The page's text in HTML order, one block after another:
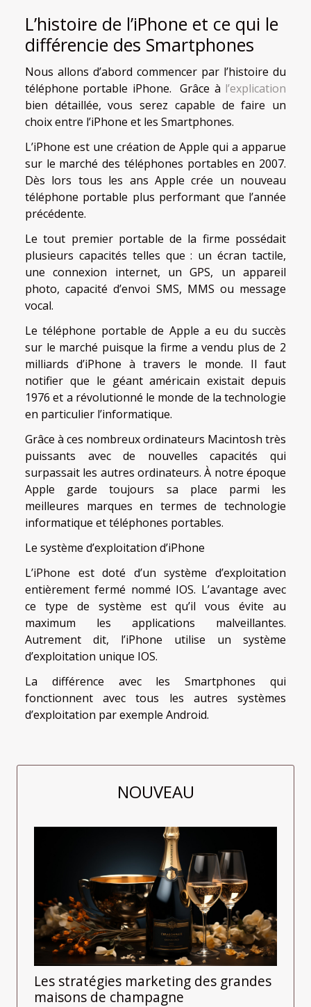
L’histoire de l’iPhone et ce qui le
différencie des Smartphones
Nous allons d’abord commencer par l’histoire du
téléphone portable iPhone. Grâce à l’explication
bien détaillée, vous serez capable de faire un
choix entre l’iPhone et les Smartphones.
L’iPhone est une création de Apple qui a apparue
sur le marché des téléphones portables en 2007.
Dès lors tous les ans Apple crée un nouveau
téléphone portable plus performant que l’année
précédente.
Le tout premier portable de la firme possédait
plusieurs capacités telles que : un écran tactile,
une connexion internet, un GPS, un appareil
photo, capacité d’envoi SMS, MMS ou message
vocal.
Le téléphone portable de Apple a eu du succès
sur le marché puisque la firme a vendu plus de 2
milliards d’iPhone à travers le monde. Il faut
notifier que le géant américain existait depuis
1976 et a révolutionné le monde de la technologie
en particulier l’informatique.
Grâce à ces nombreux ordinateurs Macintosh très
puissants avec de nouvelles capacités qui
surpassait les autres ordinateurs. À notre époque
Apple garde toujours sa place parmi les
meilleures marques en termes de technologie
informatique et téléphones portables.
Le système d’exploitation d’iPhone
L’iPhone est doté d’un système d’exploitation
entièrement fermé nommé IOS. L’avantage avec
ce type de système est qu’il vous évite au
maximum les applications malveillantes.
Autrement dit, l’iPhone utilise un système
d’exploitation unique IOS.
La différence avec les Smartphones qui
fonctionnent avec tous les autres systèmes
d’exploitation par exemple Android.
NOUVEAU
Les stratégies marketing des grandes
maisons de champagne